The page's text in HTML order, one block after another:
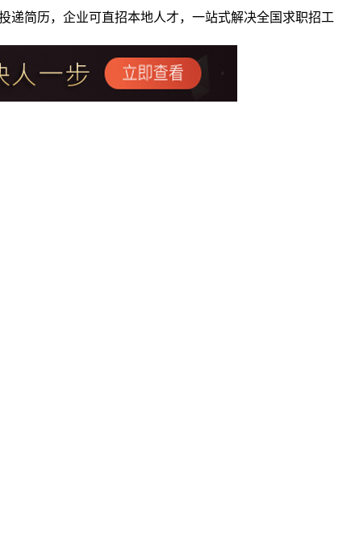
递简历，企业可直招本地人才，一站式解决全国求职招工